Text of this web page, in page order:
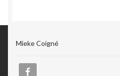
Mieke Coigné